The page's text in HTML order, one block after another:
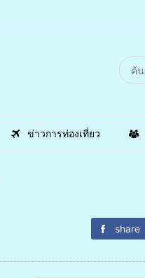
ข่าวการท่องเที่ยว
share